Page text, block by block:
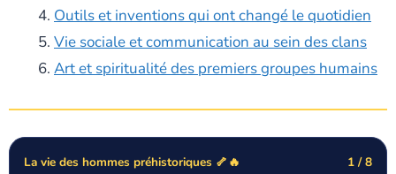
Outils et inventions qui ont changé le quotidien
Vie sociale et communication au sein des clans
Art et spiritualité des premiers groupes humains
La vie des hommes préhistoriques 🦴🔥 1 / 8